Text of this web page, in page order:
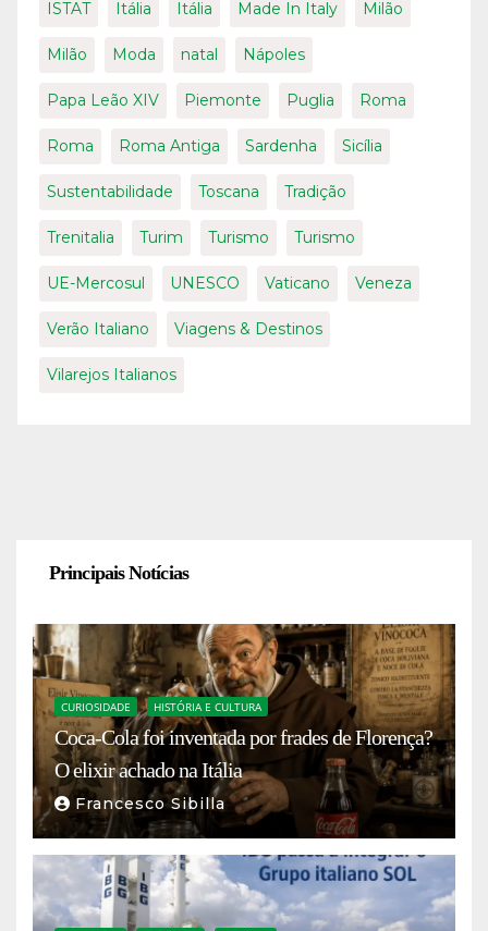
ISTAT Itália Itália Made In Italy Milão
Milão Moda natal Nápoles
Papa Leão XIV Piemonte Puglia Roma
Roma Roma Antiga Sardenha Sicília
Sustentabilidade Toscana Tradição
Trenitalia Turim Turismo Turismo
UE-Mercosul UNESCO Vaticano Veneza
Verão Italiano Viagens & Destinos
Vilarejos Italianos
Principais Notícias
CURIOSIDADE HISTÓRIA E CULTURA
Coca-Cola foi inventada por frades de Florença?
O elixir achado na Itália
Francesco Sibilla